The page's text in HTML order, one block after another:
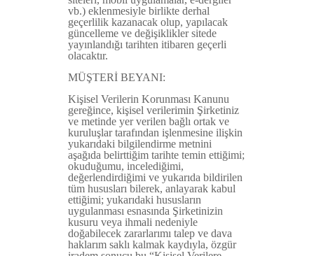
vb.) eklenmesiyle birlikte derhal
geçerlilik kazanacak olup, yapılacak
güncelleme ve değişiklikler sitede
yayınlandığı tarihten itibaren geçerli
olacaktır.
MÜŞTERİ BEYANI:
Kişisel Verilerin Korunması Kanunu
gereğince, kişisel verilerimin Şirketiniz
ve metinde yer verilen bağlı ortak ve
kuruluşlar tarafından işlenmesine ilişkin
yukarıdaki bilgilendirme metnini
aşağıda belirttiğim tarihte temin ettiğimi;
okuduğumu, incelediğimi,
değerlendirdiğimi ve yukarıda bildirilen
tüm hususları bilerek, anlayarak kabul
ettiğimi; yukarıdaki hususların
uygulanması esnasında Şirketinizin
kusuru veya ihmali nedeniyle
doğabilecek zararlarımı talep ve dava
haklarım saklı kalmak kaydıyla, özgür